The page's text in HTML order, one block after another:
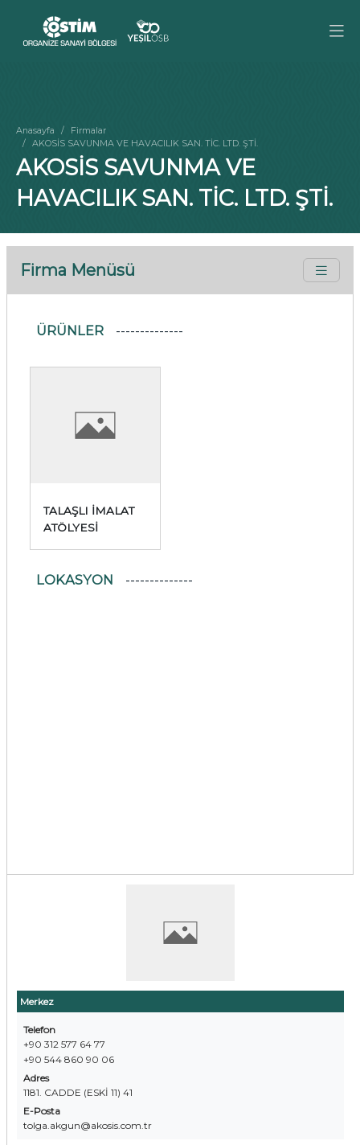
Anasayfa
Firmalar
AKOSİS SAVUNMA VE HAVACILIK SAN. TİC. LTD. ŞTİ.
AKOSİS SAVUNMA VE
HAVACILIK SAN. TİC. LTD. ŞTİ.
Firma Menüsü
Merkez
Telefon
+90 312 577 64 77
+90 544 860 90 06
Adres
1181. CADDE (ESKİ 11) 41
E-Posta
tolga.akgun@akosis.com.tr
ÜRÜNLER
TALAŞLI İMALAT
ATÖLYESİ
LOKASYON